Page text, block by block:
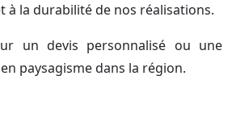
à la durabilité de nos réalisations.
un devis personnalisé ou une
paysagisme dans la région.